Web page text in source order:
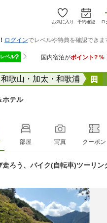
お気に入り 予約確認 ロ
和歌山・加太・和歌浦
ホテル
部屋 写真 クーポン
ろう、バイク(自転車)ツーリン